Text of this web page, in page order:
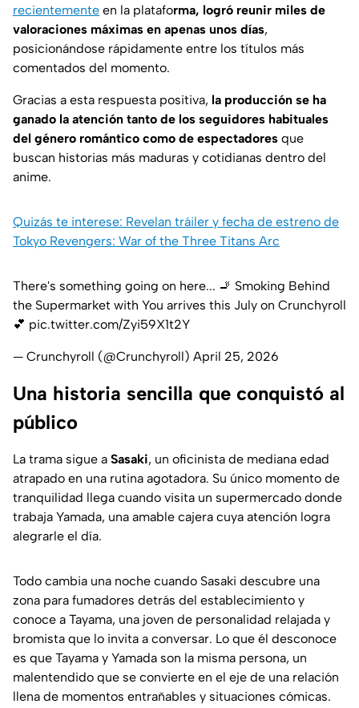
recientemente en la plataforma, logró reunir miles de
valoraciones máximas en apenas unos días,
posicionándose rápidamente entre los títulos más
comentados del momento.
Gracias a esta respuesta positiva, la producción se ha
ganado la atención tanto de los seguidores habituales
del género romántico como de espectadores que
buscan historias más maduras y cotidianas dentro del
anime.
Quizás te interese: Revelan tráiler y fecha de estreno de
Tokyo Revengers: War of the Three Titans Arc
There's something going on here... 🚬 Smoking Behind
the Supermarket with You arrives this July on Crunchyroll
💕 pic.twitter.com/Zyi59X1t2Y
— Crunchyroll (@Crunchyroll) April 25, 2026
Una historia sencilla que conquistó al
público
La trama sigue a Sasaki, un oficinista de mediana edad
atrapado en una rutina agotadora. Su único momento de
tranquilidad llega cuando visita un supermercado donde
trabaja Yamada, una amable cajera cuya atención logra
alegrarle el día.
Todo cambia una noche cuando Sasaki descubre una
zona para fumadores detrás del establecimiento y
conoce a Tayama, una joven de personalidad relajada y
bromista que lo invita a conversar. Lo que él desconoce
es que Tayama y Yamada son la misma persona, un
malentendido que se convierte en el eje de una relación
llena de momentos entrañables y situaciones cómicas.